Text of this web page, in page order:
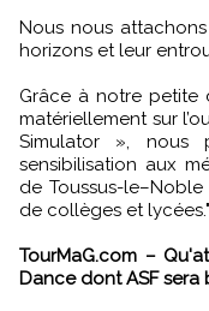
Nous nous
horizons et leur
Grâce à notre petite
matériellement sur
Simulator », nous
sensibilisation aux
de Toussus-
de collèges et lycées."
TourMaG.com –
Dance dont ASF sera